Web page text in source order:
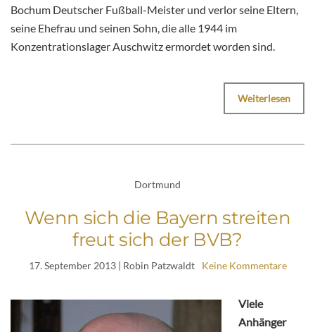
Bochum Deutscher Fußball-Meister und verlor seine Eltern,
seine Ehefrau und seinen Sohn, die alle 1944 im
Konzentrationslager Auschwitz ermordet worden sind.
Weiterlesen
Dortmund
Wenn sich die Bayern streiten
freut sich der BVB?
17. September 2013| Robin Patzwaldt Keine Kommentare
Viele
Anhänger